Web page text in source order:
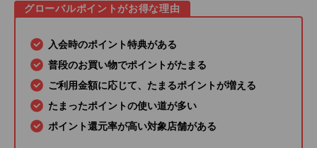
グローバルポイントがお得な理由
入会時のポイント特典がある
普段のお買い物でポイントがたまる
ご利用金額に応じて、たまるポイントが増える
たまったポイントの使い道が多い
ポイント還元率が高い対象店舗がある